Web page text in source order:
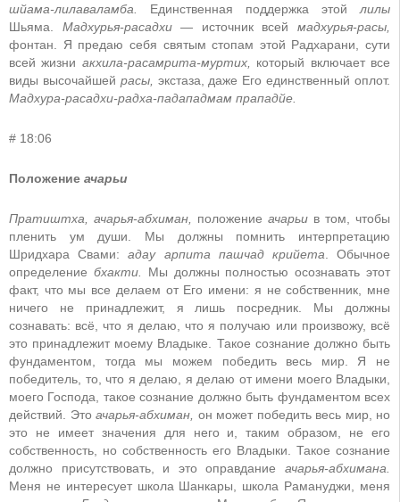
шйама-лилаваламба.
Единственная поддержка этой лилы
Шьяма. Мадхурья-расадхи— источник всеймадхурья-расы,
фонтан. Я предаю себя святым стопам этой Радхарани, сути
всей жизни акхила-расамрита-муртих, который включает все
виды высочайшей расы, экстаза, даже Его единственный оплот.
Мадхура-расадхи-радха-падападмам прападйе.
# 18:06
Положение ачарьи
Пратиштха, ачарья-абхиман, положение ачарьи в том, чтобы
пленить ум души. Мы должны помнить интерпретацию
Шридхара Свами:адау арпита пашчад крийета . Обычное
определение бхакти. Мы должны полностью осознавать этот
факт, что мы все делаем от Его имени: я не собственник, мне
ничего не принадлежит, я лишь посредник. Мы должны
сознавать: всё, что я делаю, что я получаю или произвожу, всё
это принадлежит моему Владыке. Такое сознание должно быть
фундаментом, тогда мы можем победить весь мир. Я не
победитель, то, что я делаю, я делаю от имени моего Владыки,
моего Господа, такое сознание должно быть фундаментом всех
действий. Это ачарья-абхиман, он может победить весь мир, но
это не имеет значения для него и, таким образом, не его
собственность, но собственность его Владыки. Такое сознание
должно присутствовать, и это оправдание ачарья-абхимана.
Меня не интересует школа Шанкары, школа Рамануджи, меня